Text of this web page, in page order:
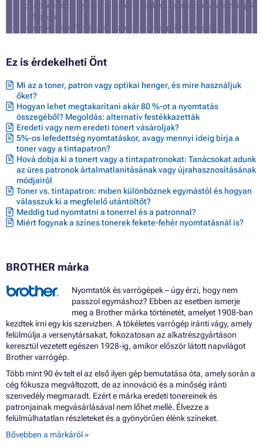
fogadja el ezt a nyomtatófestéket (ebben az esetben visszatérítjük
a vételárat)
nem alkalmas fényképek és reklámanyagok nyomtatására
Ez is érdekelheti Önt
Mi az a toner, patron vagy optikai henger, és mire használjuk
őket?
Hogyan lehet megtakarítani akár 80 %-ot a nyomtatás
összegéből? Megoldás: alternatív festékkazetták
Eredeti vagy nem eredeti tonert vásároljak?
5%-os lefedettség nyomtatáskor, avagy mennyi ideig bírja a
toner vagy a tintapatron?
Hová dobja ki a tonert vagy a tintapatronokat: Tanácsokat adunk
az üres patronok ártalmatlanításának vagy újrahasznosításának
módjairól
Toner vs. tintapatron: miben különböznek egymástól és hogyan
válasszuk ki a megfelelő utántöltőt?
Meddig tud nyomtatni a tonerrel és a patronnal?
Miért fogynak a színes tonerek fekete-fehér nyomtatásnál is?
BROTHER márka
Nyomtatók és varrógépek – úgy érzi, hogy nem
passzol egymáshoz? Ebben az esetben ismerje
meg a Brother márka történetét, amelyet 1908-ban
kezdtek írni egy kis szervizben. A tökéletes varrógép iránti vágy, amely
felülmúlja a versenytársakat, fokozatosan az alkatrészgyártáson
keresztül vezetett egészen 1928-ig, amikor először látott napvilágot
Brother varrógép.
Több mint 90 év telt el az első ilyen gép bemutatása óta, amely során a
cég fókusza megváltozott, de az innováció és a minőség iránti
szenvedély megmaradt. Ezért e márka eredeti tonereinek és
patronjainak megvásárlásával nem lőhet mellé. Élvezze a
felülmúlhatatlan részleteket és a gyönyörűen élénk színeket.
Bővebben a márkáról »